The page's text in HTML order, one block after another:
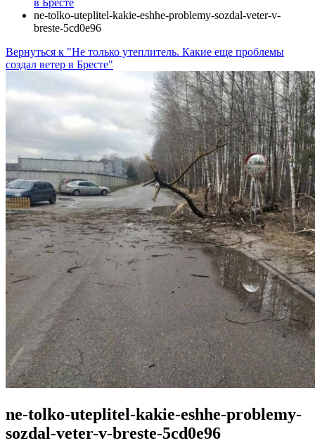
в Бресте
ne-tolko-uteplitel-kakie-eshhe-problemy-sozdal-veter-v-
breste-5cd0e96
Вернуться к "Не только утеплитель. Какие еще проблемы
создал ветер в Бресте"
ne-tolko-uteplitel-kakie-eshhe-problemy-
sozdal-veter-v-breste-5cd0e96